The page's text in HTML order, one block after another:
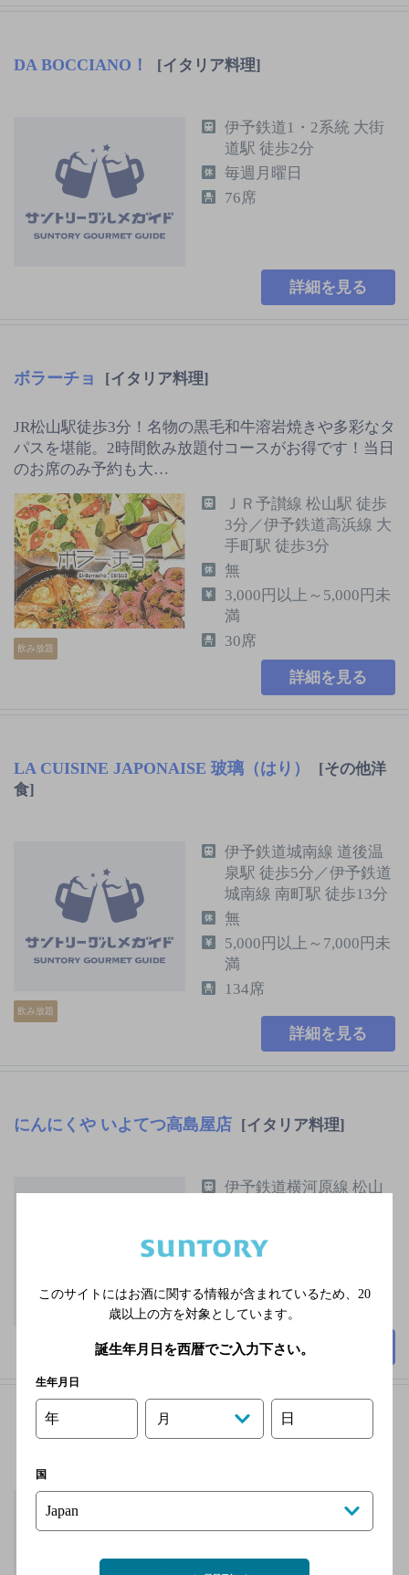
DA BOCCIANO！ [イタリア料理]
伊予鉄道1・2系統 大街
道駅 徒歩2分
毎週月曜日
76席
詳細を見る
ボラーチョ [イタリア料理]
JR松山駅徒歩3分！名物の黒毛和牛溶岩焼きや多彩なタ
パスを堪能。2時間飲み放題付コースがお得です！当日
のお席のみ予約も大…
飲み放題
ＪＲ予讃線 松山駅 徒歩
3分／伊予鉄道高浜線 大
手町駅 徒歩3分
無
3,000円以上～5,000円未
満
30席
詳細を見る
LA CUISINE JAPONAISE 玻璃（はり）
[その他洋
食]
飲み放題
伊予鉄道城南線 道後温
泉駅 徒歩5分／伊予鉄道
城南線 南町駅 徒歩13分
無
5,000円以上～7,000円未
満
134席
詳細を見る
にんにくや いよてつ高島屋店 [イタリア料理]
伊予鉄道横河原線 松山
準ずる
詳細を見る
ＪＩＳ松山店 [グリル・洋食屋]
3,000円以上～5,000円未
200席
このサイトにはお酒に関する情報が含まれているため、 20
歳以上の方を対象としています。
誕生年月日を西暦でご入力下さい。
生年月日
年 月 日
国